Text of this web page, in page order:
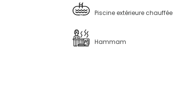
Piscine extérieure chauffée
Hammam